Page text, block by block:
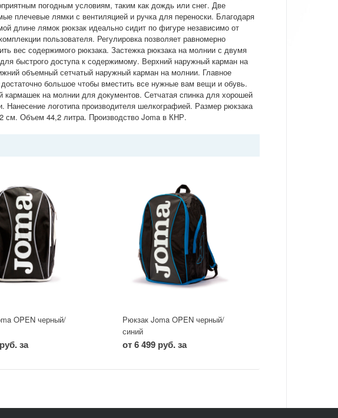
погодным условиям, таким как дождь или снег. Две
плечевые лямки с вентиляцией и ручка для переноски. Благодаря
длине лямок рюкзак идеально сидит по фигуре независимо от
пользователя. Регулировка позволяет равномерно
вес содержимого рюкзака. Застежка рюкзака на молнии с двумя
быстрого доступа к содержимому. Верхний наружный карман на
объемный сетчатый наружный карман на молнии. Главное
большое чтобы вместить все нужные вам вещи и обувь.
кармашек на молнии для документов. Сетчатая спинка для хорошей
Нанесение логотипа производителя шелкографией. Размер рюкзака
см. Объем 44,2 литра. Производство Joma в КНР.
OPEN черный/
за
Рюкзак Joma OPEN черный/
синий
от 6 499 руб. за